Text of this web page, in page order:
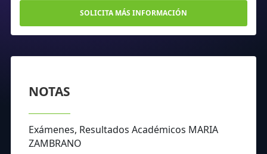
SOLICITA MÁS INFORMACIÓN
NOTAS
Exámenes, Resultados Académicos MARIA
ZAMBRANO